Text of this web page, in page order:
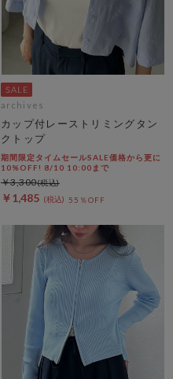
archives
カップ付レーストリミングタン
クトップ
期間限定タイムセールSALE価格から更に
10%OFF! 8/10 10:00まで
￥1,485 55％OFF
￥3,300